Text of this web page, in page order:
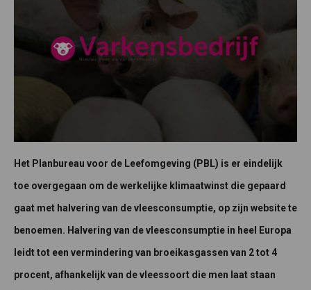
Het Planbureau voor de Leefomgeving (PBL) is er eindelijk
toe overgegaan om de werkelijke klimaatwinst die gepaard
gaat met halvering van de vleesconsumptie, op zijn website te
benoemen. Halvering van de vleesconsumptie in heel Europa
leidt tot een vermindering van broeikasgassen van 2 tot 4
procent, afhankelijk van de vleessoort die men laat staan